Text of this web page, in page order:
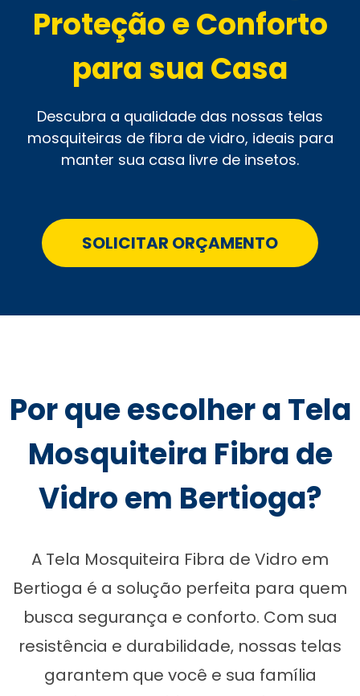
Proteção e Conforto
para sua Casa
Descubra a qualidade das nossas telas
mosquiteiras de fibra de vidro, ideais para
manter sua casa livre de insetos.
SOLICITAR ORÇAMENTO
Por que escolher a Tela
Mosquiteira Fibra de
Vidro em Bertioga?
A Tela Mosquiteira Fibra de Vidro em
Bertioga é a solução perfeita para quem
busca segurança e conforto. Com sua
resistência e durabilidade, nossas telas
garantem que você e sua família